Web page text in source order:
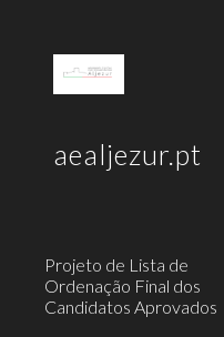
aealjezur.pt
Projeto de Lista de
Ordenação Final dos
Candidatos Aprovados